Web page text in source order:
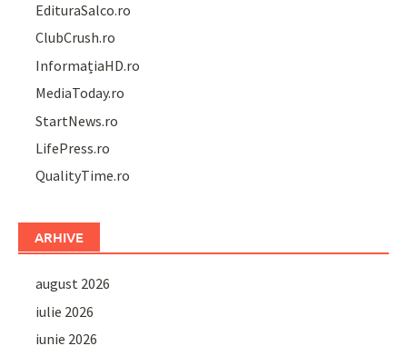
EdituraSalco.ro
ClubCrush.ro
InformațiaHD.ro
MediaToday.ro
StartNews.ro
LifePress.ro
QualityTime.ro
ARHIVE
august 2026
iulie 2026
iunie 2026